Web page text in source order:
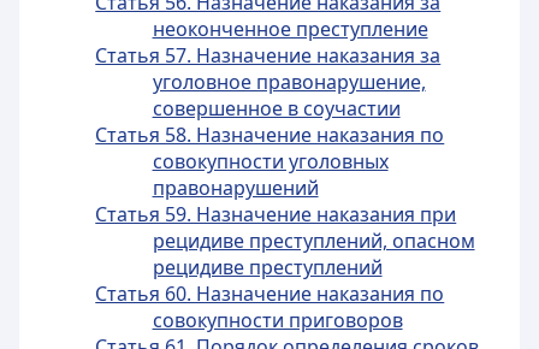
неоконченное преступление
Статья 57. Назначение наказания за
уголовное правонарушение,
совершенное в соучастии
Статья 58. Назначение наказания по
совокупности уголовных
правонарушений
Статья 59. Назначение наказания при
рецидиве преступлений, опасном
рецидиве преступлений
Статья 60. Назначение наказания по
совокупности приговоров